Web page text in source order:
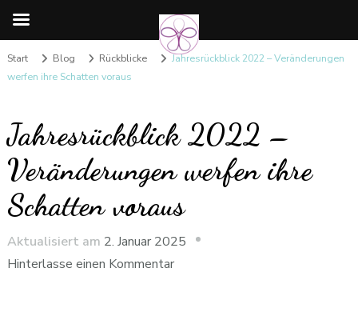
Start Blog Rückblicke
Jahresrückblick 2022 – Veränderungen
werfen ihre Schatten voraus
Jahresrückblick 2022 –
Veränderungen werfen ihre
Schatten voraus
Aktualisiert am 2. Januar 2025
Hinterlasse einen Kommentar